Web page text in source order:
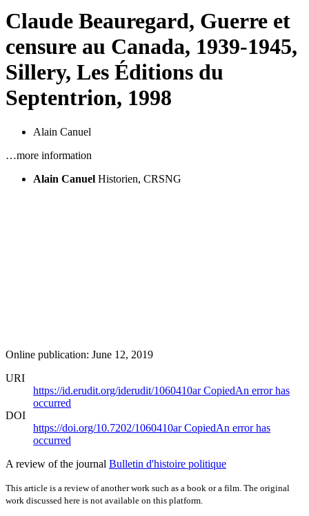
Claude Beauregard, Guerre et
censure au Canada, 1939-1945,
Sillery, Les Éditions du
Septentrion, 1998
Alain Canuel
…more information
Alain Canuel Historien, CRSNG
Online publication: June 12, 2019
URI
https://id.erudit.org/iderudit/1060410arCopiedAn error has
occurred
DOI
https://doi.org/10.7202/1060410arCopiedAn error has
occurred
A review of the journal Bulletin d'histoire politique
This article is a review of another work such as a book or a film. The original
work discussed here is not available on this platform.